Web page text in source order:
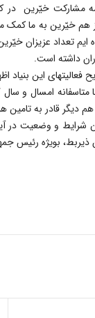
مشارکت خیّرین در
خیّرین به ما کمک
تعداد عزیزان
داشته است.
دیگر قادر به تامین
شرایط و وضعیت در
ذیربط، بویژه رئیس